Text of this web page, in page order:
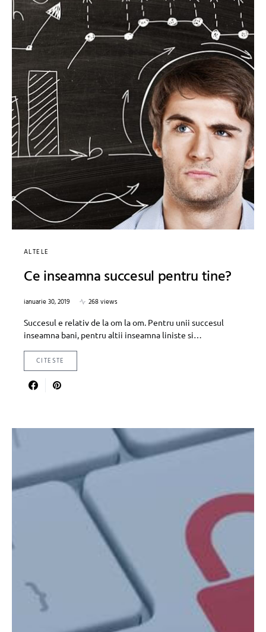
ALTELE
Ce inseamna succesul pentru tine?
ianuarie 30, 2019
268 views
Succesul e relativ de la om la om. Pentru unii succesul
inseamna bani, pentru altii inseamna liniste si…
CITESTE